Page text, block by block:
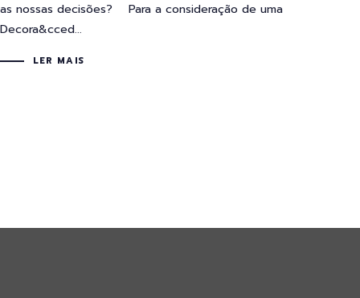
as nossas decisões? Para a consideração de uma
Decora&cced...
LER MAIS